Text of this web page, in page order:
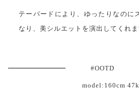
テーパードにより、ゆったりなのに
なり、美シルエットを演出してくれま
#OOTD
model:160cm